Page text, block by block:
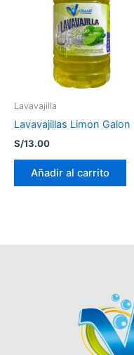
Lavavajilla
Lavavajillas Limon Galon
S/13.00
Añadir al carrito